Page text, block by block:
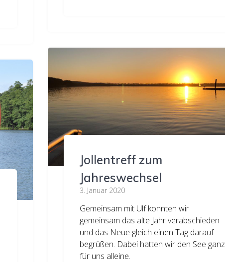
Jollentreff zum
Jahreswechsel
3. Januar 2020
Gemeinsam mit Ulf konnten wir
gemeinsam das alte Jahr verabschieden
und das Neue gleich einen Tag darauf
begrüßen. Dabei hatten wir den See ganz
für uns alleine.